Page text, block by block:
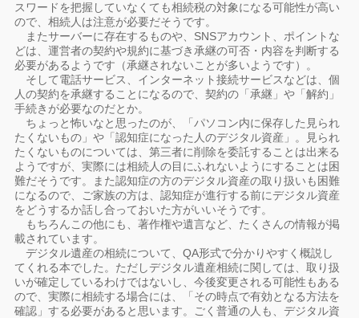
スワードを把握していなくても相続税の対象になる可能性が高い
ので、相続人は注意が必要だそうです。
またサーバーに存在するものや、SNSアカウント、ポイントな
どは、運営者の契約や規約に基づき承継の可否・内容を判断する
必要があるようです（承継されないことが多いようです）。
そして電話サービス、インターネット接続サービスなどは、個
人の契約を承継することになるので、契約の「承継」や「解約」
手続きが必要なのだとか。
ちょっと怖いなと思ったのが、「パソコン内に保存した見られ
たくないもの」や「認知症になった人のデジタル資産」。見られ
たくないものについては、第三者に削除を委託することは出来る
ようですが、実際には相続人の目にふれないようにすることは困
難だそうです。また認知症の方のデジタル資産の取り扱いも困難
になるので、ご家族の方は、認知症が進行する前にデジタル資産
をどうするか話し合っておいた方がいいそうです。
もちろんこの他にも、著作権や遺言など、たくさんの情報が掲
載されています。
デジタル遺産の相続について、QA形式で分かりやすく概説し
てくれる本でした。ただしデジタル遺産相続に関しては、取り扱
いが確定しているわけではないし、今後変更される可能性もある
ので、実際に相続する場合には、「その時点で有効となる方法を
確認」する必要があると思います。ごく普通の人も、デジタル資